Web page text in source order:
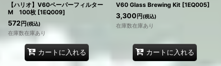
【ハリオ】V60ペーパーフィルター
M 100枚 [1EQ009]
572円(税込)
在庫数在庫あり
カートに入れる
V60 Glass Brewing Kit [1EQ005]
3,300円(税込)
在庫数在庫あり
カートに入れる